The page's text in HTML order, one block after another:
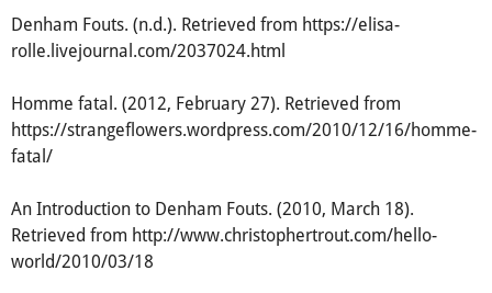
Denham Fouts. (n.d.). Retrieved from https://elisa-
rolle.livejournal.com/2037024.html
Homme fatal. (2012, February 27). Retrieved from
https://strangeflowers.wordpress.com/2010/12/16/homme-
fatal/
An Introduction to Denham Fouts. (2010, March 18).
Retrieved from http://www.christophertrout.com/hello-
world/2010/03/18